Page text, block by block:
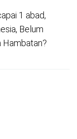
1 abad,
Belum
Hambatan?